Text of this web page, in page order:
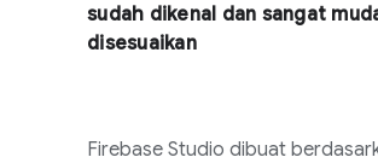
sudah dikenal dan sangat
disesuaikan
Firebase Studio dibuat